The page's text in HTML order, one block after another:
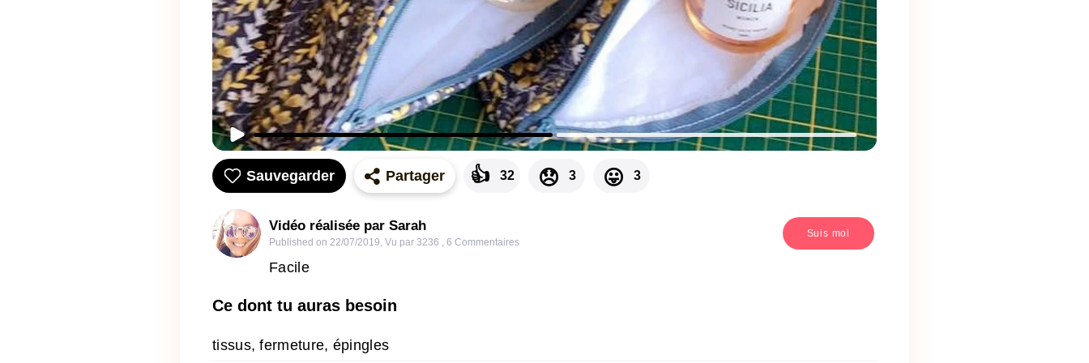
Sauvegarder Partager 👍 32 😞 3 😛 3
Vidéo réalisée par Sarah
Published on 22/07/2019, Vu par 3236 , 6 Commentaires
Suis moi
Facile
Ce dont tu auras besoin
tissus, fermeture, épingles